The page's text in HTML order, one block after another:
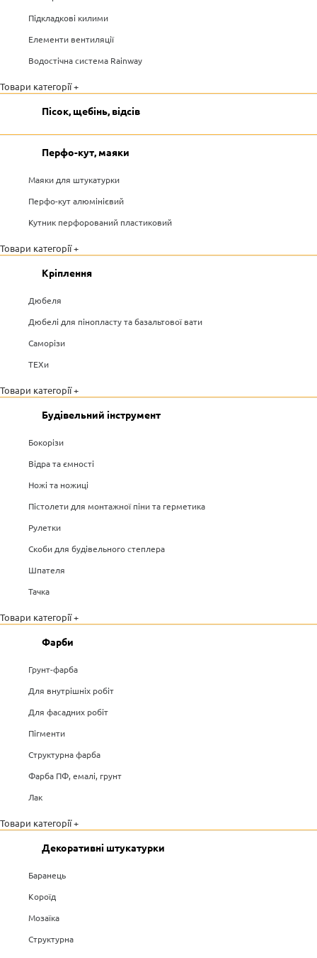
Підкладкові килими
Елементи вентиляції
Водостічна система Rainway
Товари категорії +
Пісок, щебінь, відсів
Перфо-кут, маяки
Маяки для штукатурки
Перфо-кут алюмінієвий
Кутник перфорований пластиковий
Товари категорії +
Кріплення
Дюбеля
Дюбелі для пінопласту та базальтової вати
Саморізи
ТЕХи
Товари категорії +
Будівельний інструмент
Бокорізи
Відра та ємності
Ножі та ножиці
Пістолети для монтажної піни та герметика
Рулетки
Скоби для будівельного степлера
Шпателя
Тачка
Товари категорії +
Фарби
Грунт-фарба
Для внутрішніх робіт
Для фасадних робіт
Пігменти
Структурна фарба
Фарба ПФ, емалі, грунт
Лак
Товари категорії +
Декоративні штукатурки
Баранець
Короїд
Мозаїка
Структурна